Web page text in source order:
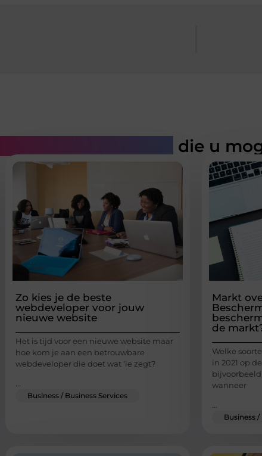
die u
Zo kies je de beste
webdeveloper voor jouw
nieuwe website
Het is tijd voor een nieuwe website maar
hoe kom je aan een betrouwbare
webdeveloper die doet wat ‘ie zegt?
...
Business / Business Services
Markt
de
Welke
in 2021 op
wanneer
...
Business /